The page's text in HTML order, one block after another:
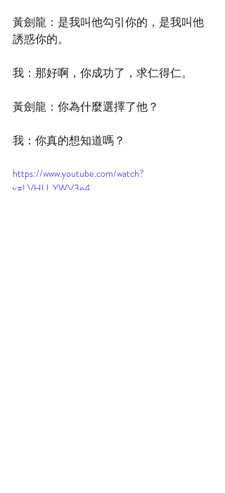
黃劍龍：是我叫他勾引你的，是我叫他
誘惑你的。
我：那好啊，你成功了，求仁得仁。
黃劍龍：你為什麼選擇了他？
我：你真的想知道嗎？
https://www.youtube.com/watch?
v=LVHU_YWV3e4